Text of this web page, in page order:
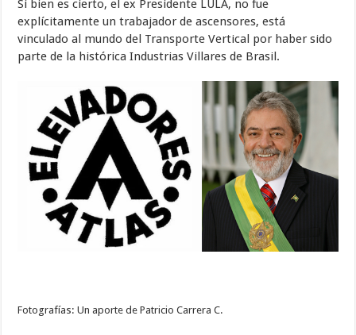
Si bien es cierto, el ex Presidente LULA, no fue
explícitamente un trabajador de ascensores, está
vinculado al mundo del Transporte Vertical por haber sido
parte de la histórica Industrias Villares de Brasil.
Fotografías: Un aporte de Patricio Carrera C.